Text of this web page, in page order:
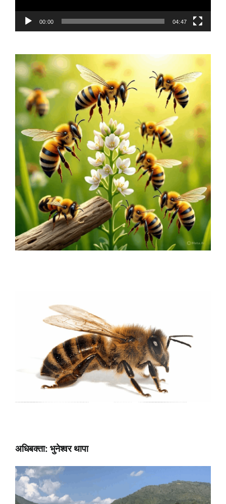
00:00 04:47
अधिबक्ता: भुनेश्वर थापा